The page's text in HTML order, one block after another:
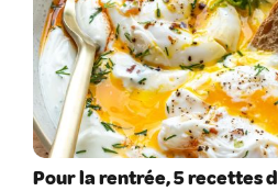
Pour la rentrée, 5 recettes